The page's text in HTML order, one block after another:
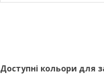
Доступні кольори для